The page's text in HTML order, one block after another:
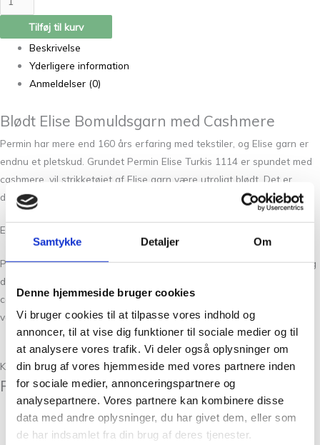
Samtykke Detaljer Om
Denne hjemmeside bruger cookies
Vi bruger cookies til at tilpasse vores indhold og
annoncer, til at vise dig funktioner til sociale medier og til
at analysere vores trafik. Vi deler også oplysninger om
din brug af vores hjemmeside med vores partnere inden
for sociale medier, annonceringspartnere og
analysepartnere. Vores partnere kan kombinere disse
data med andre oplysninger, du har givet dem, eller som
de har indsamlet fra din brug af deres tjenester.
Tilføj til kurv
Beskrivelse
Yderligere information
Anmeldelser (0)
Blødt Elise Bomuldsgarn med Cashmere
Permin har mere end 160 års erfaring med tekstiler, og Elise garn er
endnu et pletskud. Grundet Permin Elise Turkis 1114 er spundet med
cashmere, vil strikketøjet af Elise garn være utroligt blødt. Det er
derfor ideelt til tøj til børn og voksne i alle aldre.
Elise Garn fra Permin kommer i nøgler på 25 g.
Permin Elise Turkis 1114 har en løbelængde på 115 m per 25 gram og
du kan bruge pindesstørelse 3. Garnet består af 90% bomuld og 10%
cashmere. Den har en strikkefasthed på 25mx38p på pinde 3, og skal
vaske i hånden.
Læs mere
Kunder købte også
Relaterede varer